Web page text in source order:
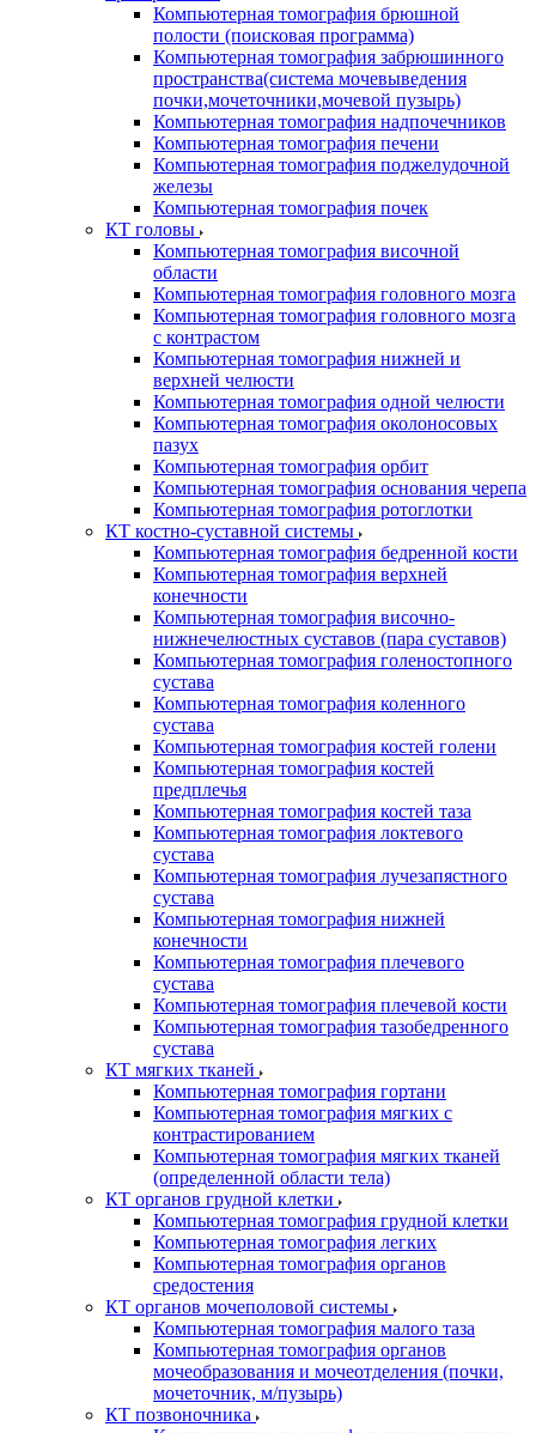
Компьютерная томография брюшной
полости (поисковая программа)
Компьютерная томография забрюшинного
пространства(система мочевыведения
почки,мочеточники,мочевой пузырь)
Компьютерная томография надпочечников
Компьютерная томография печени
Компьютерная томография поджелудочной
железы
Компьютерная томография почек
КТ головы
Компьютерная томография височной
области
Компьютерная томография головного мозга
Компьютерная томография головного мозга
с контрастом
Компьютерная томография нижней и
верхней челюсти
Компьютерная томография одной челюсти
Компьютерная томография околоносовых
пазух
Компьютерная томография орбит
Компьютерная томография основания черепа
Компьютерная томография ротоглотки
КТ костно-суставной системы
Компьютерная томография бедренной кости
Компьютерная томография верхней
конечности
Компьютерная томография височно-
нижнечелюстных суставов (пара суставов)
Компьютерная томография голеностопного
сустава
Компьютерная томография коленного
сустава
Компьютерная томография костей голени
Компьютерная томография костей
предплечья
Компьютерная томография костей таза
Компьютерная томография локтевого
сустава
Компьютерная томография лучезапястного
сустава
Компьютерная томография нижней
конечности
Компьютерная томография плечевого
сустава
Компьютерная томография плечевой кости
Компьютерная томография тазобедренного
сустава
КТ мягких тканей
Компьютерная томография гортани
Компьютерная томография мягких с
контрастированием
Компьютерная томография мягких тканей
(определенной области тела)
КТ органов грудной клетки
Компьютерная томография грудной клетки
Компьютерная томография легких
Компьютерная томография органов
средостения
КТ органов мочеполовой системы
Компьютерная томография малого таза
Компьютерная томография органов
мочеобразования и мочеотделения (почки,
мочеточник, м/пузырь)
КТ позвоночника